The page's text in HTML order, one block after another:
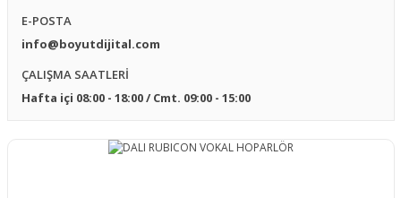
E-POSTA
info@boyutdijital.com
ÇALIŞMA SAATLERİ
Hafta içi 08:00 - 18:00 / Cmt. 09:00 - 15:00